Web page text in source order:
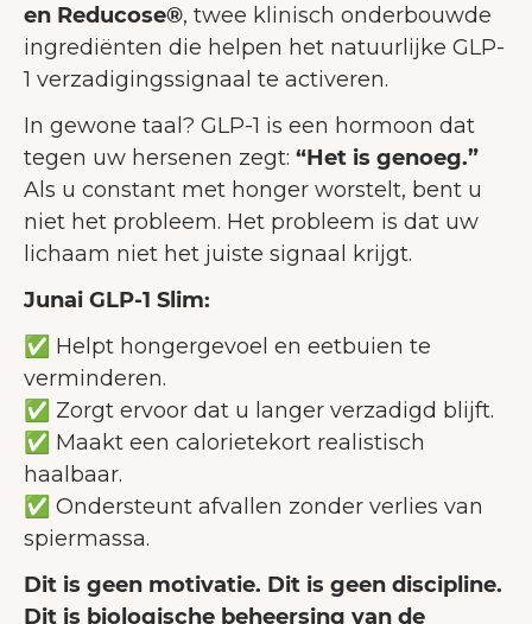
en Reducose®, twee klinisch onderbouwde
ingrediënten die helpen het natuurlijke GLP-
1 verzadigingssignaal te activeren.
In gewone taal? GLP-1 is een hormoon dat
tegen uw hersenen zegt: “Het is genoeg.”
Als u constant met honger worstelt, bent u
niet het probleem. Het probleem is dat uw
lichaam niet het juiste signaal krijgt.
Junai GLP-1 Slim:
✅ Helpt hongergevoel en eetbuien te
verminderen.
✅ Zorgt ervoor dat u langer verzadigd blijft.
✅ Maakt een calorietekort realistisch
haalbaar.
✅ Ondersteunt afvallen zonder verlies van
spiermassa.
Dit is geen motivatie. Dit is geen discipline.
Dit is biologische beheersing van de